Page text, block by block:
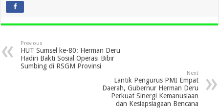
Previous
HUT Sumsel ke-80: Herman Deru
Hadiri Bakti Sosial Operasi Bibir
Sumbing di RSGM Provinsi
Next
Lantik Pengurus PMI Empat
Daerah, Gubernur Herman Deru
Perkuat Sinergi Kemanusiaan
dan Kesiapsiagaan Bencana